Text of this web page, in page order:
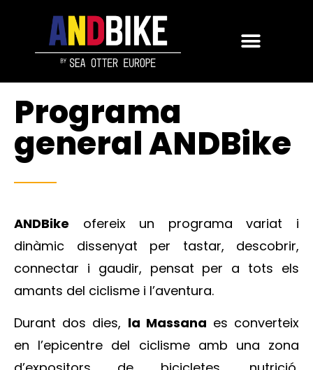
Programa
general ANDBike
ANDBike ofereix un programa variat i
dinàmic dissenyat per tastar, descobrir,
connectar i gaudir, pensat per a tots els
amants del ciclisme i l’aventura.
Durant dos dies, la Massana es converteix
en l’epicentre del ciclisme amb una zona